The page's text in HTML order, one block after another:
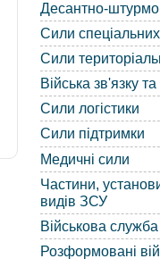
Десантно-
Сили
Сили
Війська зв'язку
Сили логістики
Сили підтримки
Медичні сили
Частини,
видів ЗСУ
Військова
Розформовані